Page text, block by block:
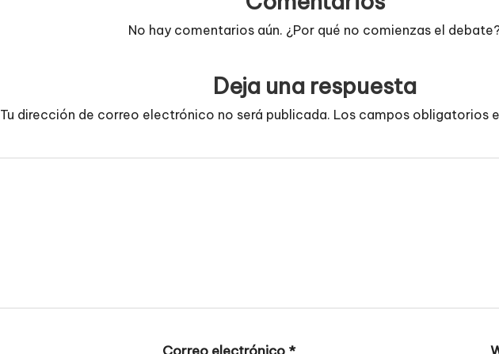
No hay comentarios aún. ¿Por qué no comienzas el
Deja una respuesta
Tu dirección de correo electrónico no será publicada. Los campos obligatorios
Correo electrónico *